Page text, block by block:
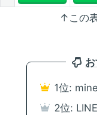
↑この
1位:
2位: